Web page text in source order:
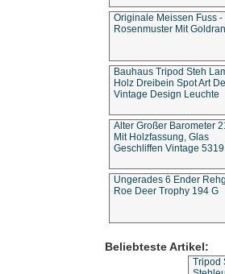
Originale Meissen Fuss -
Rosenmuster Mit
Bauhaus Tripod Steh
Holz Dreibein Spot Art
Vintage Design Leuchte
Alter Großer Barometer
Mit Holzfassung, Glas
Geschliffen Vintage
Ungerades 6 Ender
Roe Deer Trophy 194 G
Beliebteste Artikel:
Tripod